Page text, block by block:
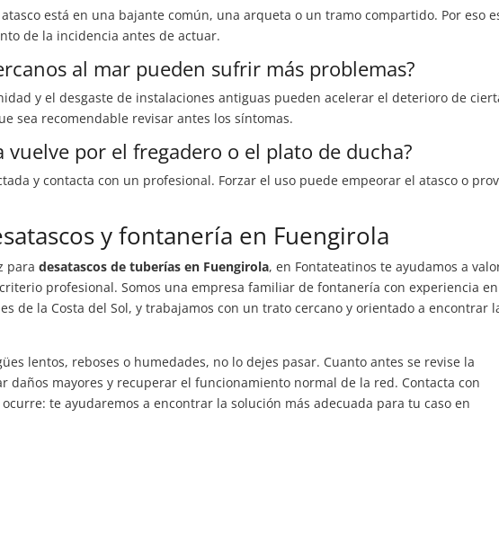
está en una bajante común, una arqueta o un tramo compartido. Por eso
de la incidencia antes de actuar.
al mar pueden sufrir más problemas?
y el desgaste de instalaciones antiguas pueden acelerar el deterioro de
sea recomendable revisar antes los síntomas.
vuelve por el fregadero o el plato de ducha?
y contacta con un profesional. Forzar el uso puede empeorar el atasco o
y fontanería en Fuengirola
paradesatascos de tuberías en Fuengirola, en Fontateatinos te ayudamos a
profesional. Somos una empresa familiar de fontanería con experiencia en
de la Costa del Sol, y trabajamos con un trato cercano y orientado a encontrar
lentos, reboses o humedades, no lo dejes pasar. Cuanto antes se revise la
daños mayores y recuperar el funcionamiento normal de la red. Contacta con
te ayudaremos a encontrar la solución más adecuada para tu caso en